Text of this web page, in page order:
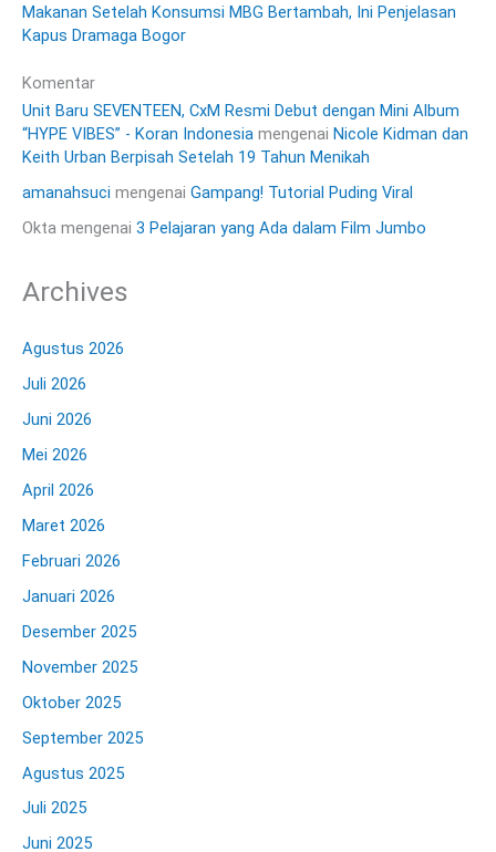
Makanan Setelah Konsumsi MBG Bertambah, Ini Penjelasan
Kapus Dramaga Bogor
Komentar
Unit Baru SEVENTEEN, CxM Resmi Debut dengan Mini Album
“HYPE VIBES” - Koran Indonesia mengenai Nicole Kidman dan
Keith Urban Berpisah Setelah 19 Tahun Menikah
amanahsuci mengenai Gampang! Tutorial Puding Viral
Okta mengenai 3 Pelajaran yang Ada dalam Film Jumbo
Archives
Agustus 2026
Juli 2026
Juni 2026
Mei 2026
April 2026
Maret 2026
Februari 2026
Januari 2026
Desember 2025
November 2025
Oktober 2025
September 2025
Agustus 2025
Juli 2025
Juni 2025